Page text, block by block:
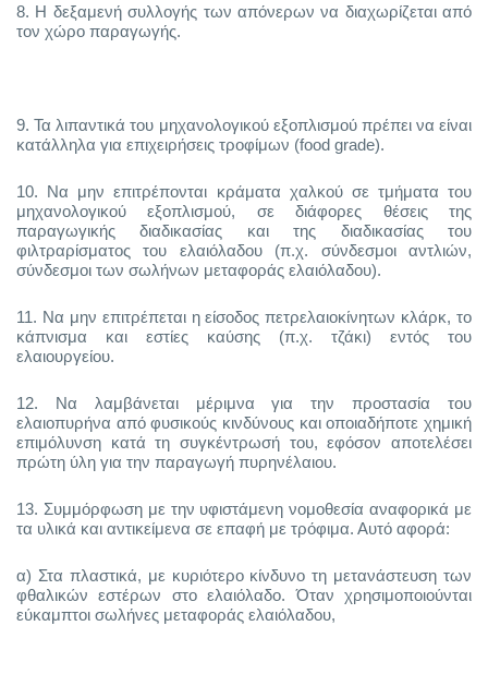
8. Η δεξαμενή συλλογής των απόνερων να διαχωρίζεται από
τον χώρο παραγωγής.
9. Τα λιπαντικά του μηχανολογικού εξοπλισμού πρέπει να είναι
κατάλληλα για επιχειρήσεις τροφίμων (food grade).
10. Να μην επιτρέπονται κράματα χαλκού σε τμήματα του
μηχανολογικού εξοπλισμού, σε διάφορες θέσεις της
παραγωγικής διαδικασίας και της διαδικασίας του
φιλτραρίσματος του ελαιόλαδου (π.χ. σύνδεσμοι αντλιών,
σύνδεσμοι των σωλήνων μεταφοράς ελαιόλαδου).
11. Να μην επιτρέπεται η είσοδος πετρελαιοκίνητων κλάρκ, το
κάπνισμα και εστίες καύσης (π.χ. τζάκι) εντός του
ελαιουργείου.
12.
Να λαμβάνεται μέριμνα για την προστασία του
ελαιοπυρήνα από φυσικούς κινδύνους και οποιαδήποτε χημική
επιμόλυνση κατά τη συγκέντρωσή του, εφόσον αποτελέσει
πρώτη ύλη για την παραγωγή πυρηνέλαιου.
13. Συμμόρφωση με την υφιστάμενη νομοθεσία αναφορικά με
τα υλικά και αντικείμενα σε επαφή με τρόφιμα. Αυτό αφορά:
α) Στα πλαστικά, με κυριότερο κίνδυνο τη μετανάστευση των
φθαλικών εστέρων στο ελαιόλαδο. Όταν χρησιμοποιούνται
εύκαμπτοι σωλήνες μεταφοράς ελαιόλαδου,